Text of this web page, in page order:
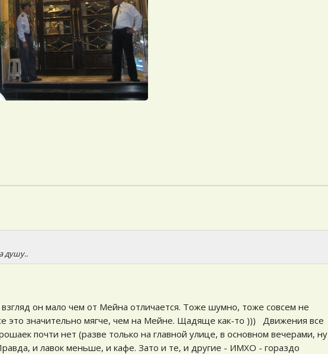
душу..
он мало чем от Мейна отличается. Тоже шумно, тоже совсем не
это значительно мягче, чем на Мейне. Щадяще как-то ))) Движения все
почти нет (разве только на главной улице, в основном вечерами, ну
и лавок меньше, и кафе. Зато и те, и другие - ИМХО - гораздо